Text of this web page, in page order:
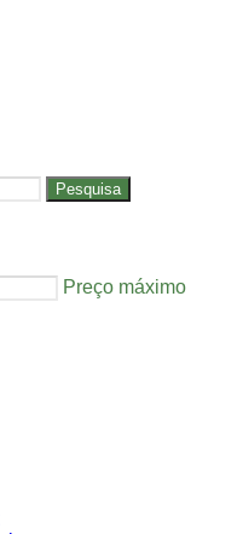
Pesquisa
Preço máximo